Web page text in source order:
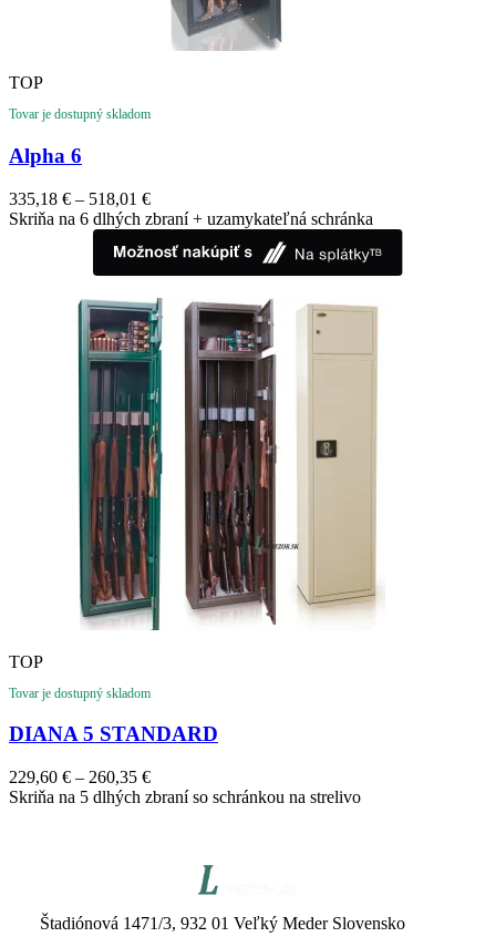
TOP
Tovar je dostupný skladom
Alpha 6
335,18 € – 518,01 €
Skriňa na 6 dlhých zbraní + uzamykateľná schránka
TOP
Tovar je dostupný skladom
DIANA 5 STANDARD
229,60 € – 260,35 €
Skriňa na 5 dlhých zbraní so schránkou na strelivo
Štadiónová 1471/3, 932 01 Veľký Meder Slovensko